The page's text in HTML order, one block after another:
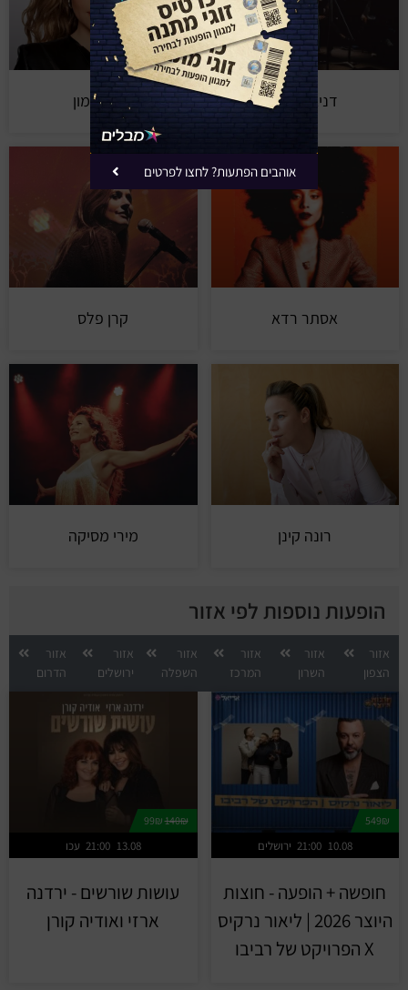
דניאל רובין שירי מימון
אסתר רדא קרן פלס
רונה קינן מירי מסיקה
הופעות נוספות לפי אזור
אזור
הצפון
אזור
השרון
אזור
המרכז
אזור
השפלה
אזור
ירושלים
אזור
הדרום
549₪
ירושלים 21:00 10.08
חופשה + הופעה - חוצות
היוצר 2026 | ליאור נרקיס
X הפרויקט של רביבו
140₪
99₪
עכו 21:00 13.08
עושות שורשים - ירדנה
ארזי ואודיה קורן
אוהבים הפתעות? לחצו לפרטים